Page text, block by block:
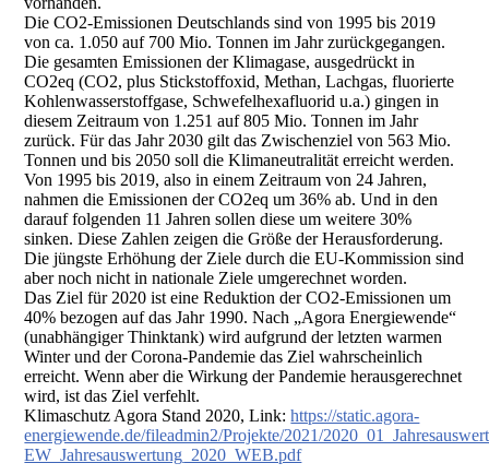
Die CO2-Emissionen Deutschlands sind von 1995 bis 2019
von ca. 1.050 auf 700 Mio. Tonnen im Jahr zurückgegangen.
Die gesamten Emissionen der Klimagase, ausgedrückt in
CO2eq (CO2, plus Stickstoffoxid, Methan, Lachgas, fluorierte
Kohlenwasserstoffgase, Schwefelhexafluorid u.a.) gingen in
diesem Zeitraum von 1.251 auf 805 Mio. Tonnen im Jahr
zurück. Für das Jahr 2030 gilt das Zwischenziel von 563 Mio.
Tonnen und bis 2050 soll die Klimaneutralität erreicht werden.
Von 1995 bis 2019, also in einem Zeitraum von 24 Jahren,
nahmen die Emissionen der CO2eq um 36% ab. Und in den
darauf folgenden 11 Jahren sollen diese um weitere 30%
sinken. Diese Zahlen zeigen die Größe der Herausforderung.
Die jüngste Erhöhung der Ziele durch die EU-Kommission sind
aber noch nicht in nationale Ziele umgerechnet worden.
Das Ziel für 2020 ist eine Reduktion der CO2-Emissionen um
40% bezogen auf das Jahr 1990. Nach „Agora Energiewende“
(unabhängiger Thinktank) wird aufgrund der letzten warmen
Winter und der Corona-Pandemie das Ziel wahrscheinlich
erreicht. Wenn aber die Wirkung der Pandemie herausgerechnet
wird, ist das Ziel verfehlt.
Klimaschutz Agora Stand 2020, Link:https://static.agora-
energiewende.de/fileadmin2/Projekte/2021/
EW_Jahresauswertung_2020_WEB.pdf